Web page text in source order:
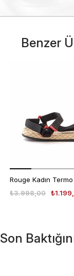
Benzer
₺3.998,00
Son